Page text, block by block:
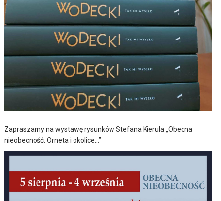
Zapraszamy na wystawę rysunków Stefana Kierula „Obecna
nieobecność. Orneta i okolice…”